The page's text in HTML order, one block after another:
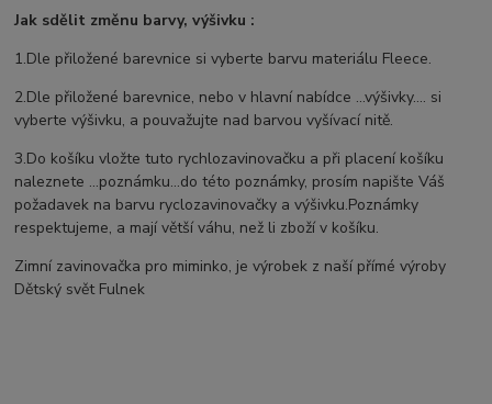
Jak sdělit změnu barvy, výšivku :
1.Dle přiložené barevnice si vyberte barvu materiálu Fleece.
2.Dle přiložené barevnice, nebo v hlavní nabídce ...výšivky.... si
vyberte výšivku, a pouvažujte nad barvou vyšívací nitě.
3.Do košíku vložte tuto rychlozavinovačku a při placení košíku
naleznete ...poznámku...do této poznámky, prosím napište Váš
požadavek na barvu ryclozavinovačky a výšivku.Poznámky
respektujeme, a mají větší váhu, než li zboží v košíku.
Zimní zavinovačka pro miminko, je výrobek z naší přímé výroby
Dětský svět Fulnek